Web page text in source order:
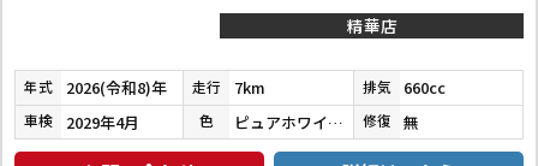
精華店
年式 2026(令和8)年 走行 7km 排気 660cc
車検 2029年4月 色 ピュアホワイトパール 修復 無